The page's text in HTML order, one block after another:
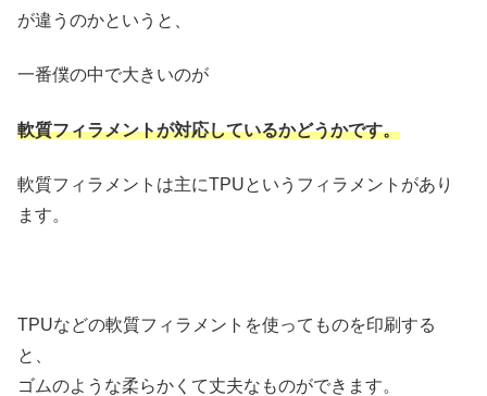
が違うのかというと、
一番僕の中で大きいのが
軟質フィラメントが対応しているかどうかです。
軟質フィラメントは主にTPUというフィラメントがあり
ます。
TPUなどの軟質フィラメントを使ってものを印刷する
と、
ゴムのような柔らかくて丈夫なものができます。